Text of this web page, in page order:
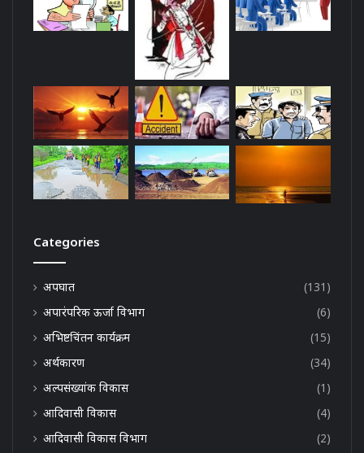
Categories
अपघात
(131)
अपारंपरिक ऊर्जा विभाग
(6)
अभिष्टचिंतन कार्यक्रम
(15)
अर्थकारण
(34)
अल्पसंख्यांक विकास
(1)
आदिवासी विकास
(4)
आदिवासी विकास विभाग
(2)